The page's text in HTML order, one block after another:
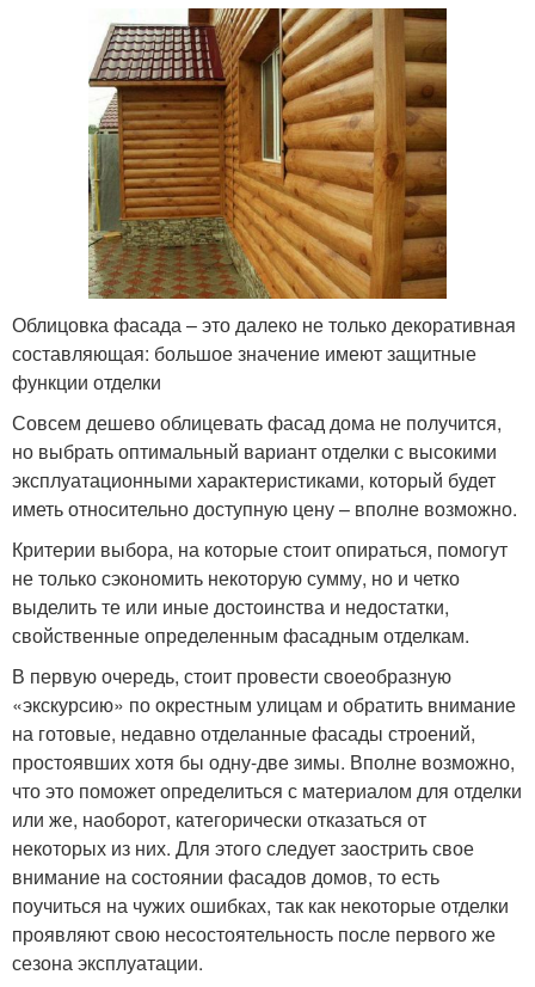
Облицовка фасада – это далеко не только декоративная
составляющая: большое значение имеют защитные
функции отделки
Совсем дешево облицевать фасад дома не получится,
но выбрать оптимальный вариант отделки с высокими
эксплуатационными характеристиками, который будет
иметь относительно доступную цену – вполне возможно.
Критерии выбора, на которые стоит опираться, помогут
не только сэкономить некоторую сумму, но и четко
выделить те или иные достоинства и недостатки,
свойственные определенным фасадным отделкам.
В первую очередь, стоит провести своеобразную
«экскурсию» по окрестным улицам и обратить внимание
на готовые, недавно отделанные фасады строений,
простоявших хотя бы одну-две зимы. Вполне возможно,
что это поможет определиться с материалом для отделки
или же, наоборот, категорически отказаться от
некоторых из них. Для этого следует заострить свое
внимание на состоянии фасадов домов, то есть
поучиться на чужих ошибках, так как некоторые отделки
проявляют свою несостоятельность после первого же
сезона эксплуатации.